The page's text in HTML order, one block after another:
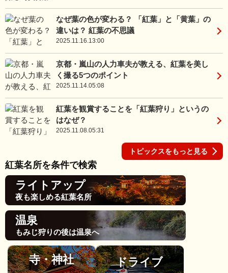
なぜ葉の色が変わる？ 「紅葉」と「黄葉」の
違いは？ 紅葉の不思議
2025.11.16.13:00
京都・嵐山の人力車夫が教える、紅葉を美し
く撮る5つのポイント
2025.11.14.05:08
紅葉を観賞することを「紅葉狩り」というの
はなぜ？
2025.11.08.05:31
トピックスをもっと見る
紅葉名所を条件で検索
ライトアップ
夜も楽しめる紅葉名所
温泉
もみじ狩りの後は温泉へ
寺・神社 ドライブ